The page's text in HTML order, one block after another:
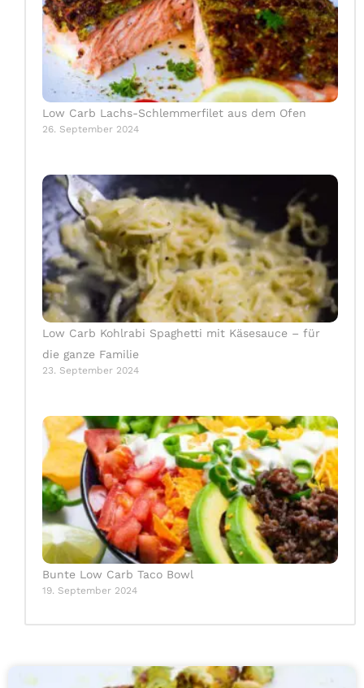
Low Carb Lachs-Schlemmerfilet aus dem Ofen
26. September 2024
Low Carb Kohlrabi Spaghetti mit Käsesauce – für
die ganze Familie
23. September 2024
Bunte Low Carb Taco Bowl
19. September 2024